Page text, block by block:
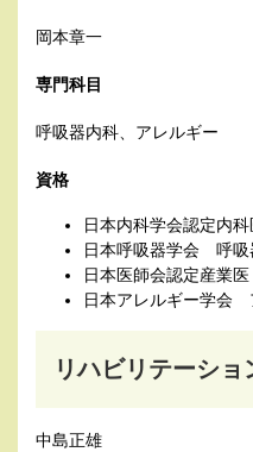
岡本章一
専門科目
呼吸器内科、アレルギー
資格
日本内科学会認定内科
日本呼吸器学会 呼吸
日本医師会認定産業医
日本アレルギー学会
リハビリテーショ
中島正雄